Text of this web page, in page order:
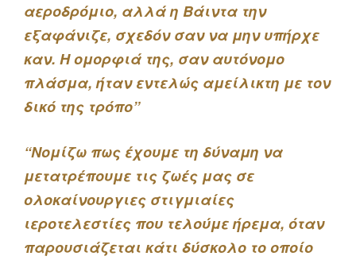
αεροδρόμιο, αλλά η Βάιντα την
εξαφάνιζε, σχεδόν σαν να μην υπήρχε
καν. Η ομορφιά της, σαν αυτόνομο
πλάσμα, ήταν εντελώς αμείλικτη με τον
δικό της τρόπο”
“Νομίζω πως έχουμε τη δύναμη να
μετατρέπουμε τις ζωές μας σε
ολοκαίνουργιες στιγμιαίες
ιεροτελεστίες που τελούμε ήρεμα, όταν
παρουσιάζεται κάτι δύσκολο το οποίο